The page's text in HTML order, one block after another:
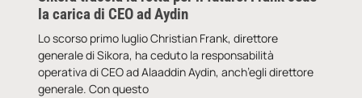
la carica di CEO ad Aydin
Lo scorso primo luglio Christian Frank, direttore
generale di Sikora, ha ceduto la responsabilità
operativa di CEO ad Alaaddin Aydin, anch’egli direttore
generale. Con questo